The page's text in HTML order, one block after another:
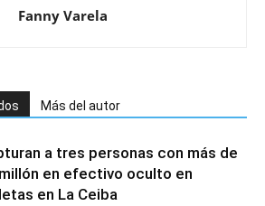
Fanny Varela
Más del autor
a tres personas con más de
en efectivo oculto en
en La Ceiba